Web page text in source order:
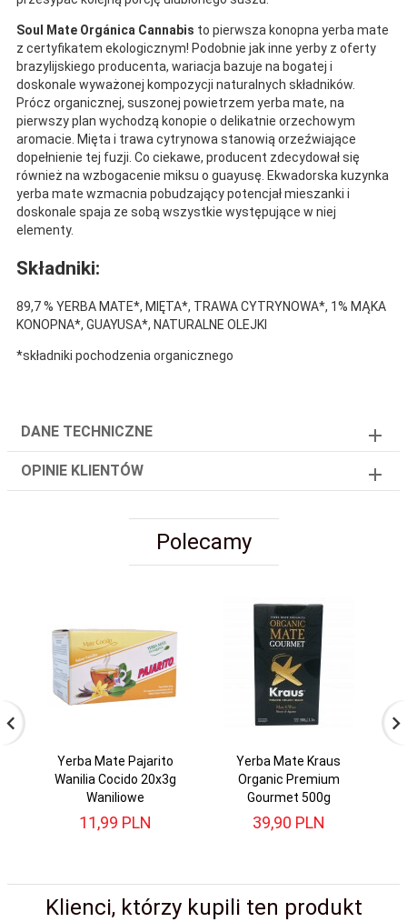
Soul Mate Orgánica Cannabis to pierwsza konopna yerba mate
z certyfikatem ekologicznym! Podobnie jak inne yerby z oferty
brazylijskiego producenta, wariacja bazuje na bogatej i
doskonale wyważonej kompozycji naturalnych składników.
Prócz organicznej, suszonej powietrzem yerba mate, na
pierwszy plan wychodzą konopie o delikatnie orzechowym
aromacie. Mięta i trawa cytrynowa stanowią orzeźwiające
dopełnienie tej fuzji. Co ciekawe, producent zdecydował się
również na wzbogacenie miksu o guayusę. Ekwadorska kuzynka
yerba mate wzmacnia pobudzający potencjał mieszanki i
doskonale spaja ze sobą wszystkie występujące w niej
elementy.
Składniki:
89,7 % YERBA MATE*, MIĘTA*, TRAWA CYTRYNOWA*, 1% MĄKA
KONOPNA*, GUAYUSA*, NATURALNE OLEJKI
*składniki pochodzenia organicznego
DANE TECHNICZNE
OPINIE KLIENTÓW
Polecamy
Yerba Mate Pajarito
Wanilia Cocido 20x3g
Waniliowe
11,99 PLN
Yerba Mate Kraus
Organic Premium
Gourmet 500g
39,90 PLN
Klienci, którzy kupili ten produkt